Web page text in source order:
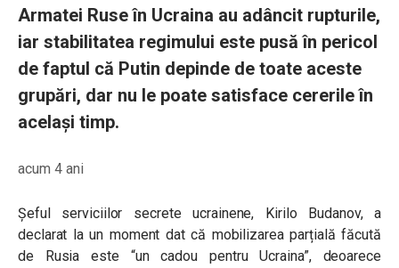
Armatei Ruse în Ucraina au adâncit rupturile,
iar stabilitatea regimului este pusă în pericol
de faptul că Putin depinde de toate aceste
grupări, dar nu le poate satisface cererile în
același timp.
acum 4 ani
Șeful serviciilor secrete ucrainene, Kirilo Budanov, a
declarat la un moment dat că mobilizarea parțială făcută
de Rusia este “un cadou pentru Ucraina”, deoarece